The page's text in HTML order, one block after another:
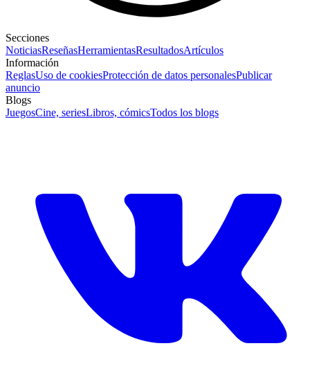
Secciones
NoticiasReseñasHerramientasResultadosArtículos
Información
ReglasUso de cookiesProtección de datos personalesPublicar
anuncio
Blogs
JuegosCine, seriesLibros, cómicsTodos los blogs